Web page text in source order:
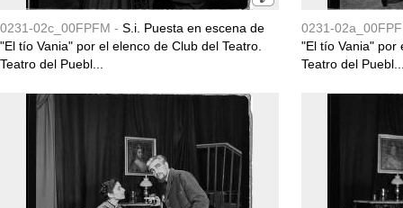
0231-02c_00FPFM - S.i. Puesta en escena de
"El tío Vania" por el elenco de Club del Teatro.
Teatro del Puebl...
0231-
"El tío Vania" por
Teatro del